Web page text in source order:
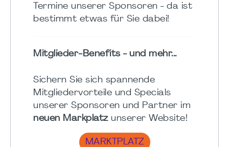
Termine unserer Sponsoren - da ist
bestimmt etwas für Sie dabei!
Mitglieder-Benefits - und mehr...
Sichern Sie sich spannende
Mitgliedervorteile und Specials
unserer Sponsoren und Partner im
neuen Markplatzunserer Website!
MARKTPLATZ